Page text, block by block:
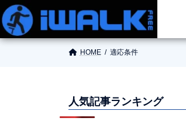
HOME 適応条件
人気記事ランキング